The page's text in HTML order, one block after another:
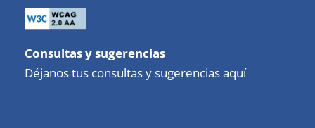
Consultas y sugerencias
Déjanos tus consultas y sugerencias aquí